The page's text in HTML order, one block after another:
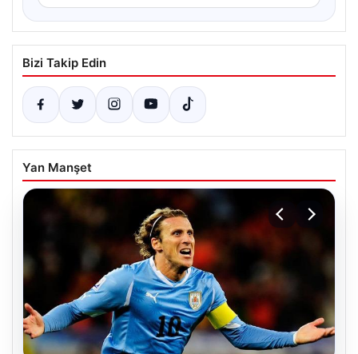
Bizi Takip Edin
Yan Manşet